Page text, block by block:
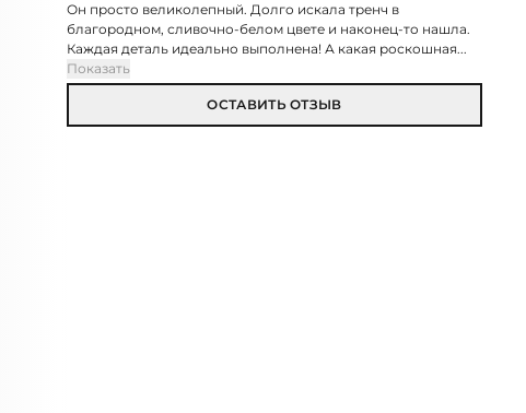
Он просто великолепный. Долго искала тренч в
благородном, сливочно-белом цвете и наконец-то нашла.
Каждая деталь идеально выполнена! А какая роскошная...
Показать
ОСТАВИТЬ ОТЗЫВ